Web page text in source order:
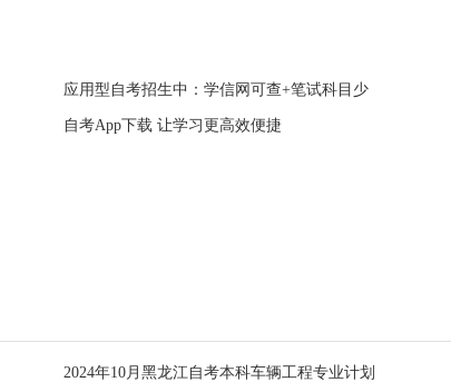
应用型自考招生中：学信网可查+笔试科目少
自考App下载 让学习更高效便捷
2024年10月黑龙江自考本科车辆工程专业计划